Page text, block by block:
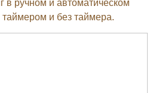
в ручном и автоматическом
и без таймера.